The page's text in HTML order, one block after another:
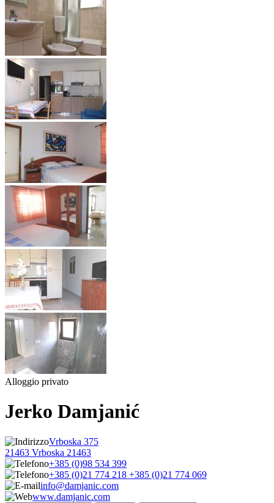
Alloggio privato
Jerko Damjanić
Vrboska 375
21463 Vrboska 21463
+385 (0)98 534 399
+385 (0)21 774 218 +385 (0)21 774 069
info@damjanic.com
www.damjanic.com